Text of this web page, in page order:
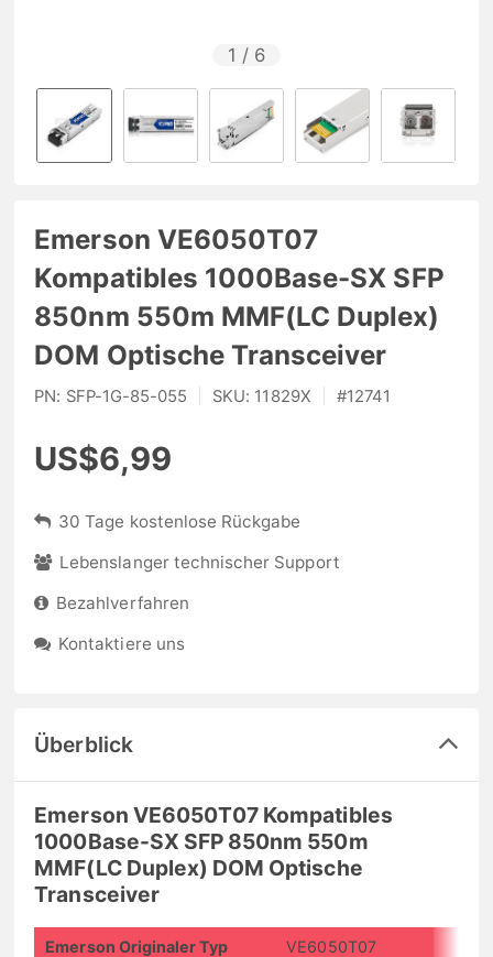
1 / 6
Emerson VE6050T07
Kompatibles 1000Base-SX SFP
850nm 550m MMF(LC Duplex)
DOM Optische Transceiver
PN: SFP-1G-85-055 SKU: 11829X #12741
US$6,99
30 Tage kostenlose Rückgabe
Lebenslanger technischer Support
Bezahlverfahren
Kontaktiere uns
Überblick
Emerson VE6050T07 Kompatibles
1000Base-SX SFP 850nm 550m
MMF(LC Duplex) DOM Optische
Transceiver
Emerson Originaler Typ VE6050T07